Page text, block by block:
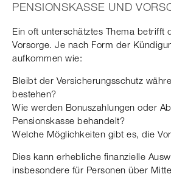
PENSIONSKASSE UND
Ein oft unterschätztes Thema betrifft
Vorsorge. Je nach Form der
aufkommen wie:
Bleibt der Versicherungsschutz
bestehen?
Wie werden Bonuszahlungen oder
Pensionskasse behandelt?
Welche Möglichkeiten gibt es, die
Dies kann erhebliche finanzielle
insbesondere für Personen über